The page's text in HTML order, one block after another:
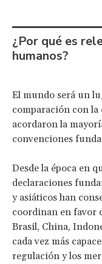
¿Por qué es
humanos?
El mundo será un
comparación con la
acordaron la
convenciones
Desde la época en
declaraciones
y asiáticos han
coordinan en favor
Brasil, China,
cada vez más
regulación y los